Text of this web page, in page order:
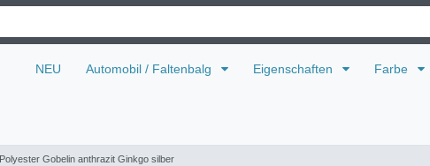
NEU Automobil / Faltenbalg Eigenschaften Farbe
Polyester Gobelin anthrazit Ginkgo silber